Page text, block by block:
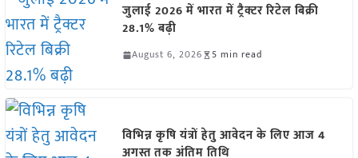
जुलाई 2026 में भारत में ट्रैक्टर रिटेल बिक्री
28.1% बढ़ी
August 6, 2026 5 min read
विभिन्न कृषि यंत्रों हेतु आवेदन के लिए आज 4
अगस्त तक अंतिम तिथि